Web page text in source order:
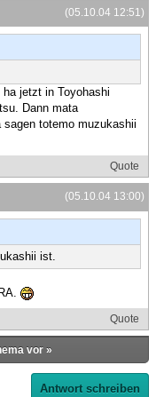
(05.10.04 12:51)
jetzt in Toyohashi
Dann mata
sagen totemo muzukashii
Quote
(05.10.04 13:00)
ist.
Quote
vor»
Antwort schreiben